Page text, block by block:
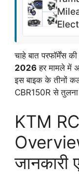
चाहे बात परफॉर्मेंस
2026 हर मामले में
इस बाइक के तीनों
CBR150R से तुलना
KTM